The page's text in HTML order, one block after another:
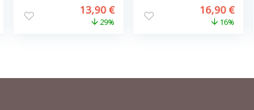
senza sporcare13,90 €
29%
16,90 €
16%